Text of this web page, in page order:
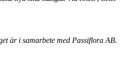
är i samarbete med Passiflora AB.